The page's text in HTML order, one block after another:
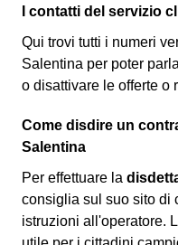
I contatti del servizio
Qui trovi tutti i numeri
Salentina per poter
o disattivare le offerte o
Come disdire un
Salentina
Per effettuare la
consiglia sul suo sito di
istruzioni all'operatore.